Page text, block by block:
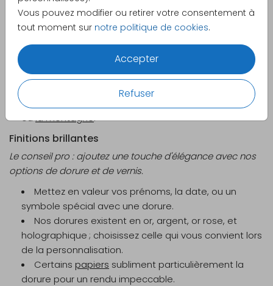
Vous pouvez modifier ou retirer votre consentement à
tout moment sur notre politique de cookies.
Accepter
Refuser
image, comme nosmodèles avec photo.
C'est l'occasion idéale pour un photoshoot en
amoureux ; ces images seront également parfaites
cartes de remerciement
Pas envie de photo ? Optez pour une illustration
symbolique, comme vossilhouettes
reflétant une passion commune, tel que
la musique
oula montagne.
Finitions brillantes
Le conseil pro : ajoutez une touche d'élégance avec nos
options de dorure et de vernis.
Mettez en valeur vos prénoms, la date, ou un
symbole spécial avec une dorure.
Nos dorures existent en or, argent, or rose, et
holographique ; choisissez celle qui vous convient lors
de la personnalisation.
Certains papiers subliment particulièrement la
dorure pour un rendu impeccable.